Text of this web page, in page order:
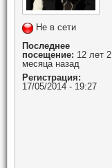
Не в сети
Последнее
посещение: 12 лет 2
месяца назад
Регистрация:
17/05/2014 - 19:27